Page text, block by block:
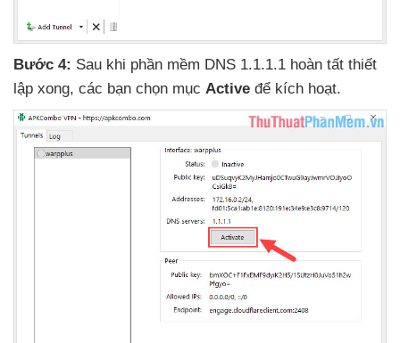
Bước 4: Sau khi phần mềm DNS 1.1.1.1 hoàn tất thiết
lập xong, các bạn chọn mục Active để kích hoạt.